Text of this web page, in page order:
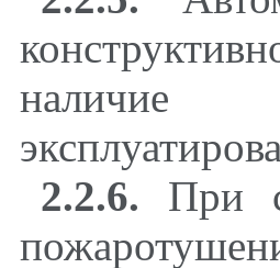
наличие
2.2.6. При